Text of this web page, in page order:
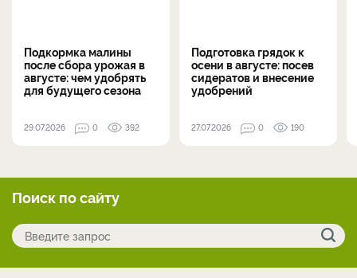
Подкормка малины
после сбора урожая в
августе: чем удобрять
для будущего сезона
29.07.2026 0 392
Подготовка грядок к
осени в августе: посев
сидератов и внесение
удобрений
27.07.2026 0 190
Поиск по сайту